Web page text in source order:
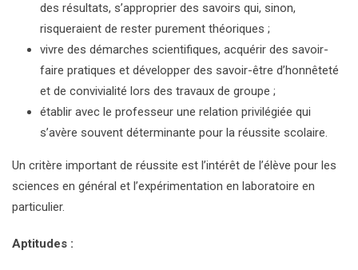
des résultats, s’approprier des savoirs qui, sinon,
risqueraient de rester purement théoriques ;
vivre des démarches scientifiques, acquérir des savoir-
faire pratiques et développer des savoir-être d’honnêteté
et de convivialité lors des travaux de groupe ;
établir avec le professeur une relation privilégiée qui
s’avère souvent déterminante pour la réussite scolaire.
Un critère important de réussite est l’intérêt de l’élève pour les
sciences en général et l’expérimentation en laboratoire en
particulier.
Aptitudes :